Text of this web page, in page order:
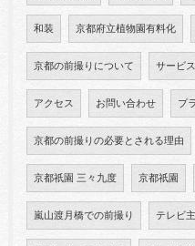
和装 京都府立植物園有料化
京都の前撮りについて サービス
アクセス お問い合わせ プ
京都の前撮りの必要とされる理由
京都祇園 三々九度 京都祇園
嵐山渡月橋での前撮り テレビ